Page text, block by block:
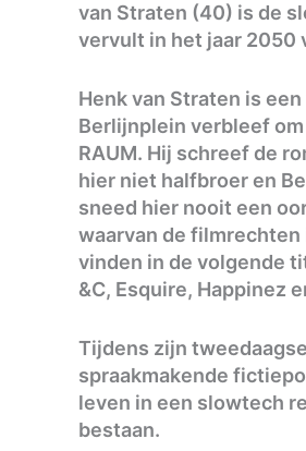
van Straten (40) is de
vervult in het jaar 2050
Henk van Straten is
Berlijnplein verbleef
RAUM. Hij schreef de
hier niet halfbroer en
sneed hier nooit een
waarvan de filmrechten
vinden in de volgende
&C, Esquire, Happinez
Tijdens zijn
spraakmakende
leven in een slowtech
bestaan.